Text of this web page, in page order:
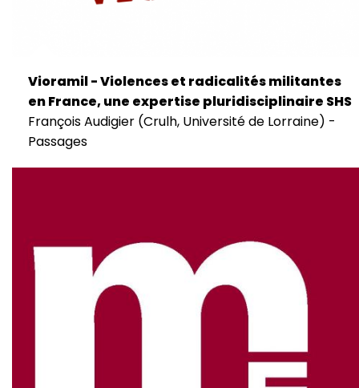
Vioramil - Violences et radicalités militantes
en France, une expertise pluridisciplinaire SHS
François Audigier (Crulh, Université de Lorraine) -
Passages